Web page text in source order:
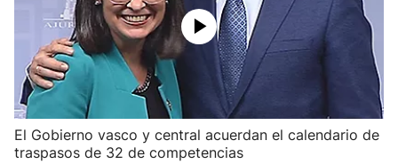
El Gobierno vasco y central acuerdan el calendario de
traspasos de 32 de competencias